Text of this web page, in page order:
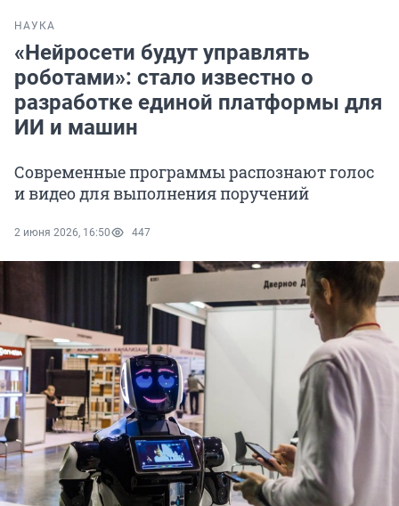
НАУКА
«Нейросети будут управлять
роботами»: стало известно о
разработке единой платформы для
ИИ и машин
Современные программы распознают голос
и видео для выполнения поручений
2 июня 2026, 16:50 447